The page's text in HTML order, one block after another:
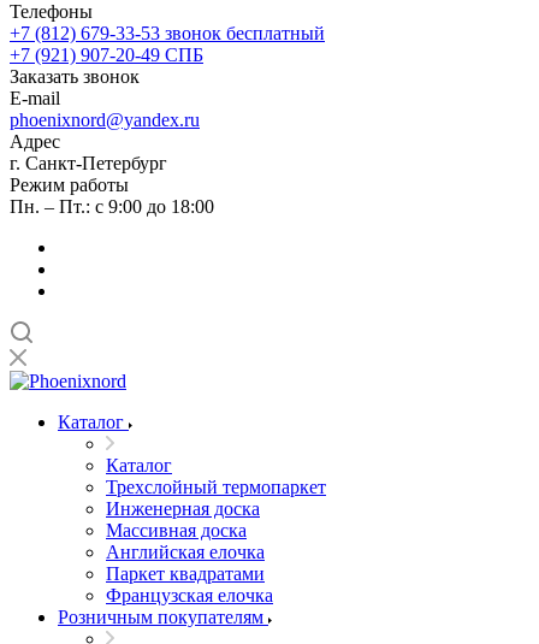
Телефоны
+7 (812) 679-33-53 звонок бесплатный
+7 (921) 907-20-49 СПБ
Заказать звонок
E-mail
phoenixnord@yandex.ru
Адрес
г. Санкт-Петербург
Режим работы
Пн. – Пт.: с 9:00 до 18:00
Каталог
Каталог
Трехслойный термопаркет
Инженерная доска
Массивная доска
Английская елочка
Паркет квадратами
Французская елочка
Розничным покупателям